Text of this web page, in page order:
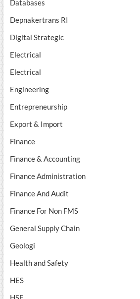
Databases
Depnakertrans RI
Digital Strategic
Electrical
Electrical
Engineering
Entrepreneurship
Export & Import
Finance
Finance & Accounting
Finance Administration
Finance And Audit
Finance For Non FMS
General Supply Chain
Geologi
Health and Safety
HES